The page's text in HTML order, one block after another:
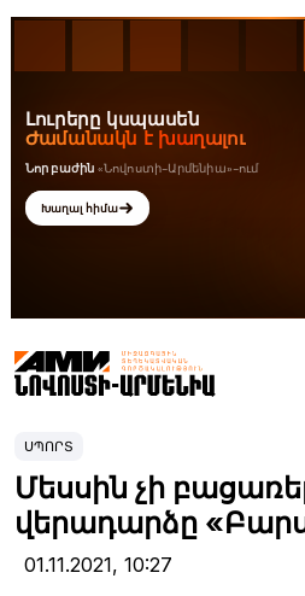
ՍՊՈՐՏ
Մեսսին չի
վերադարձը
01.11.2021, 10:27